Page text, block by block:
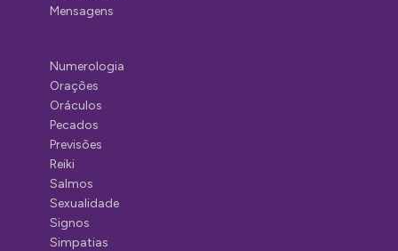
Mensagens
Numerologia
Orações
Oráculos
Pecados
Previsões
Reiki
Salmos
Sexualidade
Signos
Simpatias